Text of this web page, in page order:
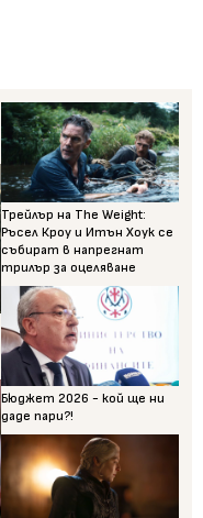
Трейлър на The Weight:
Ръсел Кроу и Итън Хоук се
събират в напрегнат
трилър за оцеляване
Бюджет 2026 - кой ще ни
даде пари?!